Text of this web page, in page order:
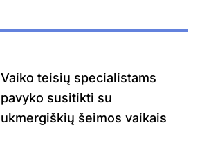
Vaiko teisių specialistams
pavyko susitikti su
ukmergiškių šeimos vaikais